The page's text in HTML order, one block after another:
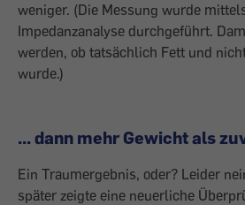
weniger. (Die Messung wurde
Impedanzanalyse durchgeführt.
werden, ob tatsächlich Fett und
wurde.)
... dann mehr Gewicht als
Ein Traumergebnis, oder? Leider
später zeigte eine neuerliche